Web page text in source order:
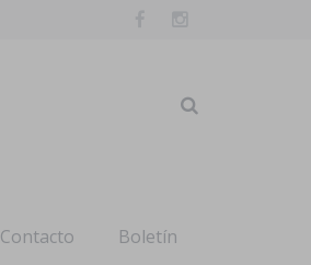
Contacto Boletín